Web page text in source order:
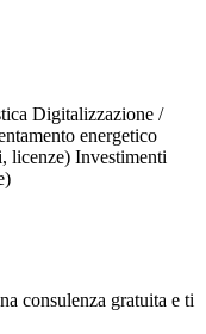
Digitalizzazione /
energetico
licenze) Investimenti
consulenza gratuita e ti